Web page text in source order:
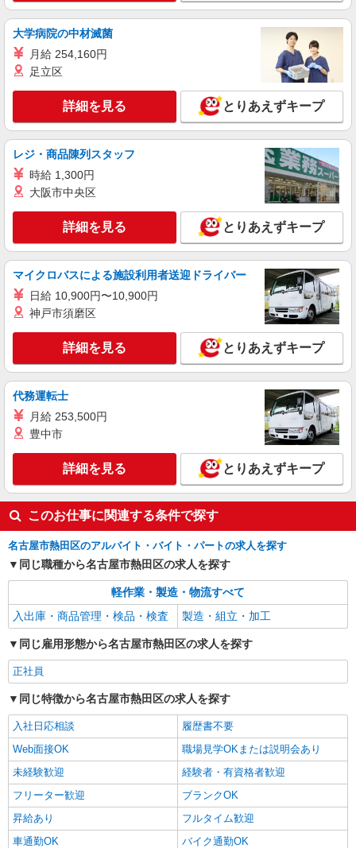
通費支給規定あり ※残業手当：実働8時間以上、
25％の割増による支給 ※夜勤手当：22時〜翌5時
は、時給2,000円 ※給与の希望日払い制度あり ■
月収例■ 時給1,600円×8時間×20日＋深夜手当（60
時間）＋残業代（30時間）⇒318,400円＋交通費
雇入れ直後：愛知県名古屋市熱田区 変更の範
囲：会社の定める就業場所
詳細を見る
紹介予定派遣
株式会社グロップ 名古屋オフィス
自動車部品の組み立てや検査／空調完備／障碍
者雇用／土日休み
時給1,540円〜1,925円＋交通費全額支給 ※残
業発生時は時給25％アップ ※深夜帯（22:00〜
5:00）の勤務は時給25％アップ ※交通費支給規定
あり ※派遣期間中は給与の希望日払い制度あり ＜
月収例＞ ＊月21日勤務の場合 時給1,540円×8時
間×21日⇒258,720円＋残業代＋交通費
雇入れ直後：愛知県名古屋市熱田区南一番町
変更の範囲：会社の定める就業場所
キープ 詳細を見る
派遣社員
株式会社グロップ 名古屋オフィス
破壊検査／品質管理／報告書作成／土日休み
時給2,100円〜2,625円＋交通費全額支給 ※残
業手当：法定基準通り別途支給 ※夜勤手当：22
時〜翌5時は25％の割増による支給 ※交通費支給
規定あり ※給与の希望日払い制度あり ＜月収例
＞ ＊月21日勤務の場合 時給2,100円×8時間×21
日＋夜勤割増（60時間）⇒384,300円＋残業代（例
雇入れ直後：愛知県名古屋市熱田区南一番町
変更の範囲：会社の定める就業場所
詳細を見る
株式会社グロップ 名古屋オフィス
エンジン部品の製造補助業務／研修制度あり／
土日休み
時給1,600円〜2,000円＋交通費全額支給 ※残
業発生時は時給25％アップ ※交通費支給規定あり
※給与の希望日払い（週払い）制度あり ＜月収例
＞ ※21日勤務の場合 時給1,600円×8時間×21日
＋夜勤手当（60時間）⇒292,800円＋交通費＋残業
代
雇入れ直後：愛知県名古屋市熱田区南一番町
変更の範囲：会社の定める就業場所
キープ 詳細を見る
大学病院の中材滅菌
月給 254,160円
足立区
詳細を見る とりあえずキープ
レジ・商品陳列スタッフ
時給 1,300円
大阪市中央区
詳細を見る とりあえずキープ
マイクロバスによる施設利用者送迎ドライバー
日給 10,900円〜10,900円
神戸市須磨区
詳細を見る とりあえずキープ
代務運転士
月給 253,500円
豊中市
詳細を見る とりあえずキープ
このお仕事に関連する条件で探す
名古屋市熱田区のアルバイト・バイト・パートの求人を探す
同じ職種から名古屋市熱田区の求人を探す
軽作業・製造・物流すべて
入出庫・商品管理・検品・検査
製造・組立・加工
同じ雇用形態から名古屋市熱田区の求人を探す
正社員
同じ特徴から名古屋市熱田区の求人を探す
入社日応相談
履歴書不要
Web面接OK
職場見学OKまたは説明会あり
未経験歓迎
経験者・有資格者歓迎
フリーター歓迎
ブランクOK
昇給あり
フルタイム歓迎
車通勤OK
バイク通勤OK